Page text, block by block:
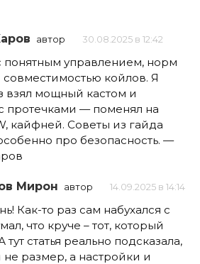
автор 30.08.2025 в 12:42
управлением, норм
совместимостью койлов. Я
взял мощный кастом и
протечками — поменял на
кайфней. Советы из гайда
про безопасность. —
Мирон автор 14.09.2025 в 14:14
Как-то раз сам набухался с
что круче – тот, который
статья реально подсказала,
размер, а настройки и